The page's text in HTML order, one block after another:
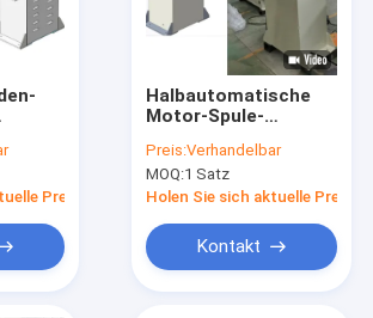
Preis
Halbautomatische
Motor-Spule-
verstellbarer Form, 3
kW Windleistung und
200 RPM
Preis:Verhandelbar
MOQ:1 Satz
Holen Sie sich aktuelle Preis
Kontakt